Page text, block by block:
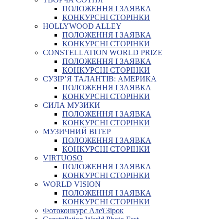
ПОЛОЖЕННЯ І ЗАЯВКА
КОНКУРСНІ СТОРІНКИ
HOLLYWOOD ALLEY
ПОЛОЖЕННЯ І ЗАЯВКА
КОНКУРСНІ СТОРІНКИ
CONSTELLATION WORLD PRIZE
ПОЛОЖЕННЯ І ЗАЯВКА
КОНКУРСНІ СТОРІНКИ
СУЗІР’Я ТАЛАНТІВ: АМЕРИКА
ПОЛОЖЕННЯ І ЗАЯВКА
КОНКУРСНІ СТОРІНКИ
СИЛА МУЗИКИ
ПОЛОЖЕННЯ І ЗАЯВКА
КОНКУРСНІ СТОРІНКИ
МУЗИЧНИЙ ВІТЕР
ПОЛОЖЕННЯ І ЗАЯВКА
КОНКУРСНІ СТОРІНКИ
VIRTUOSO
ПОЛОЖЕННЯ І ЗАЯВКА
КОНКУРСНІ СТОРІНКИ
WORLD VISION
ПОЛОЖЕННЯ І ЗАЯВКА
КОНКУРСНІ СТОРІНКИ
Фотоконкурс Алеї Зірок